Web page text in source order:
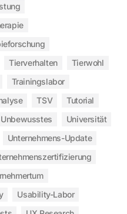
Tierverhalten
Tierwohl
Trainingslabor
TSV
Tutorial
Unbewusstes
Universität
Unternehmens-Update
Usability-Labor